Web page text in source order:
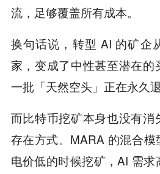
流，足够覆盖所有成本。
换句话说，转型 AI 的矿企
家，变成了中性甚至潜在
一批「天然空头」正在永久退
而比特币挖矿本身也没有
存在方式。MARA 的混合模
电价低的时候挖矿，AI 需